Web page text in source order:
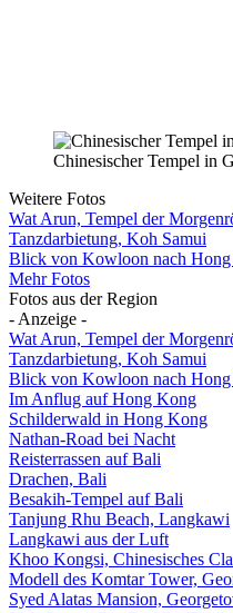
Chinesischer Tempel in
Weitere Fotos
Wat Arun, Tempel der
Tanzdarbietung, Koh Samui
Blick von Kowloon nach
Mehr Fotos
Fotos aus der Region
- Anzeige -
Wat Arun, Tempel der
Tanzdarbietung, Koh Samui
Blick von Kowloon nach
Im Anflug auf Hong Kong
Schilderwald in Hong Kong
Nathan-Road bei Nacht
Reisterrassen auf Bali
Drachen, Bali
Besakih-Tempel auf Bali
Tanjung Rhu Beach, Langkawi
Langkawi aus der Luft
Khoo Kongsi, Chinesisches
Modell des Komtar Tower,
Syed Alatas Mansion,